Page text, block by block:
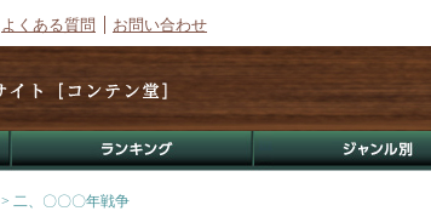
よくある質問 お問い合わせ
> 二、〇〇〇年戦争